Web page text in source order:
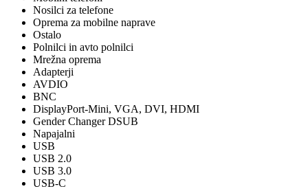
Nosilci za telefone
Oprema za mobilne naprave
Ostalo
Polnilci in avto polnilci
Mrežna oprema
Adapterji
AVDIO
BNC
DisplayPort-Mini, VGA, DVI, HDMI
Gender Changer DSUB
Napajalni
USB
USB 2.0
USB 3.0
USB-C